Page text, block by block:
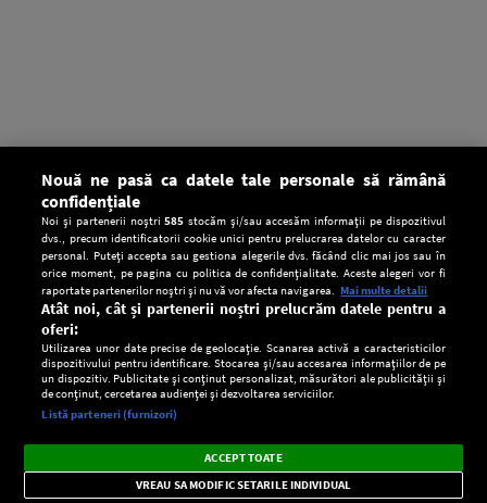
CONFIDENŢIALITATE
Setări:
Dark
Mode
Radio live, podcasturi, știri și alerte
importante.
×
Nouă ne pasă ca datele tale personale să rămână
confidențiale
Noi și partenerii noștri585 stocăm și/sau accesăm informații pe dispozitivul
dvs., precum identificatorii cookie unici pentru prelucrarea datelor cu caracter
personal. Puteți accepta sau gestiona alegerile dvs. făcând clic mai jos sau în
orice moment, pe pagina cu politica de confidențialitate. Aceste alegeri vor fi
raportate partenerilor noștri și nu vă vor afecta navigarea. Mai multe detalii
Atât noi, cât și partenerii noștri prelucrăm datele pentru a
oferi:
Utilizarea unor date precise de geolocație. Scanarea activă a caracteristicilor
dispozitivului pentru identificare. Stocarea și/sau accesarea informațiilor de pe
un dispozitiv. Publicitate și conținut personalizat, măsurători ale publicității și
de conținut, cercetarea audienței și dezvoltarea serviciilor.
Listă parteneri (furnizori)
ACCEPT TOATE
VREAU SA MODIFIC SETARILE INDIVIDUAL